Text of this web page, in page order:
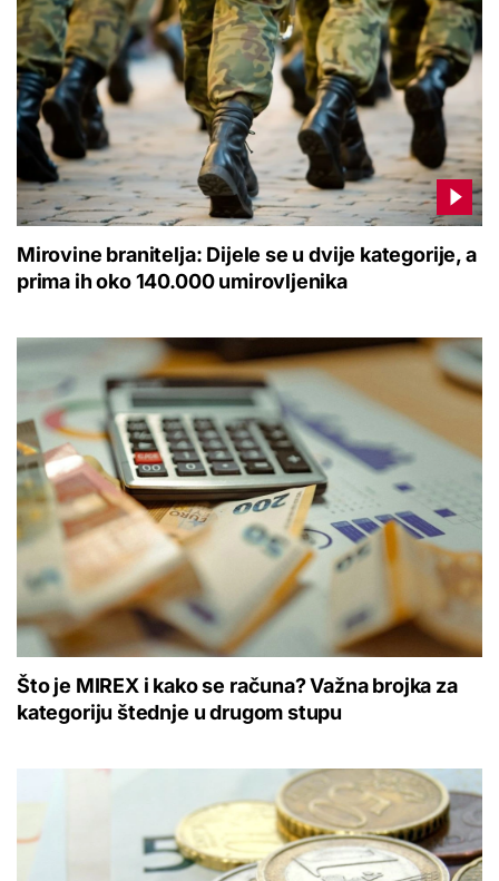
Mirovine branitelja: Dijele se u dvije kategorije, a
prima ih oko 140.000 umirovljenika
Što je MIREX i kako se računa? Važna brojka za
kategoriju štednje u drugom stupu